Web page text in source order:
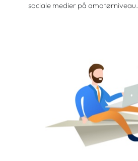
sociale medier på amatørniveau.